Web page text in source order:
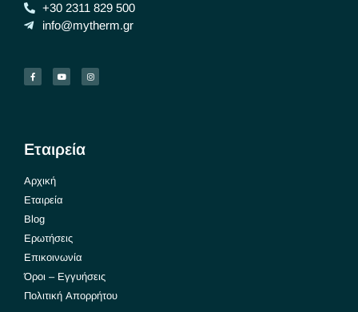
+30 2311 829 500
info@mytherm.gr
Εταιρεία
Αρχική
Εταιρεία
Blog
Ερωτήσεις
Επικοινωνία
Όροι – Εγγυήσεις
Πολιτική Απορρήτου